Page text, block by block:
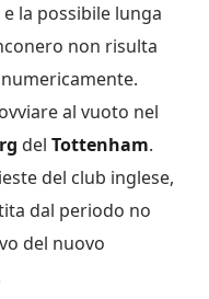
la possibile lunga
non risulta
al vuoto nel
del Tottenham.
del club inglese,
dal periodo no
del nuovo